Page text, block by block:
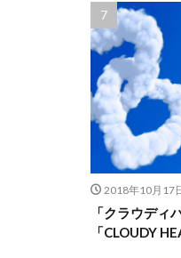
2018年10月17
「クラウディ
「CLOUDY